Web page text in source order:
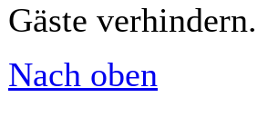
Gäste verhindern.
Nach oben